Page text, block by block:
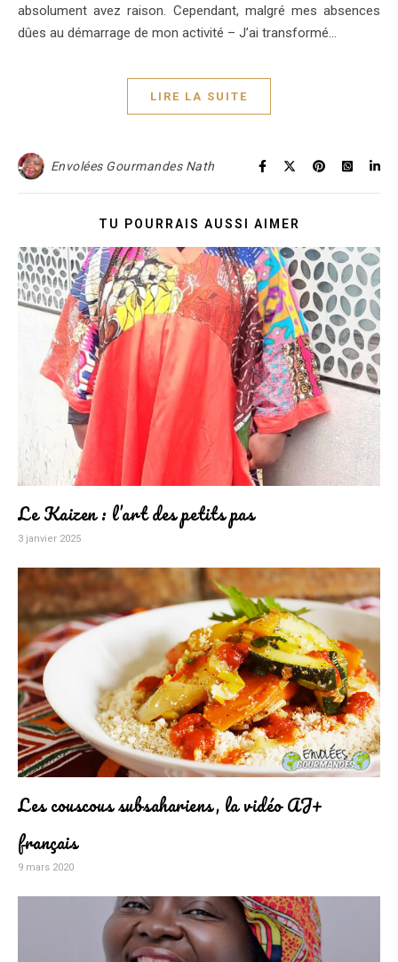
absolument avez raison. Cependant, malgré mes absences
dûes au démarrage de mon activité – J’ai transformé…
LIRE LA SUITE
Envolées Gourmandes Nath
TU POURRAIS AUSSI AIMER
Le Kaizen : l’art des petits pas
3 janvier 2025
Les couscous subsahariens, la vidéo AJ+
français
9 mars 2020